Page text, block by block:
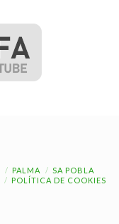
PALMA
SA POBLA
POLÍTICA DE COOKIES